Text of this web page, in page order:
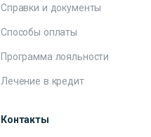
Справки и документы
Способы оплаты
Программа лояльности
Лечение в кредит
Контакты